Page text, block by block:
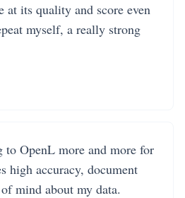
at its quality and score even
myself, a really strong
OpenL more and more for
high accuracy, document
mind about my data.